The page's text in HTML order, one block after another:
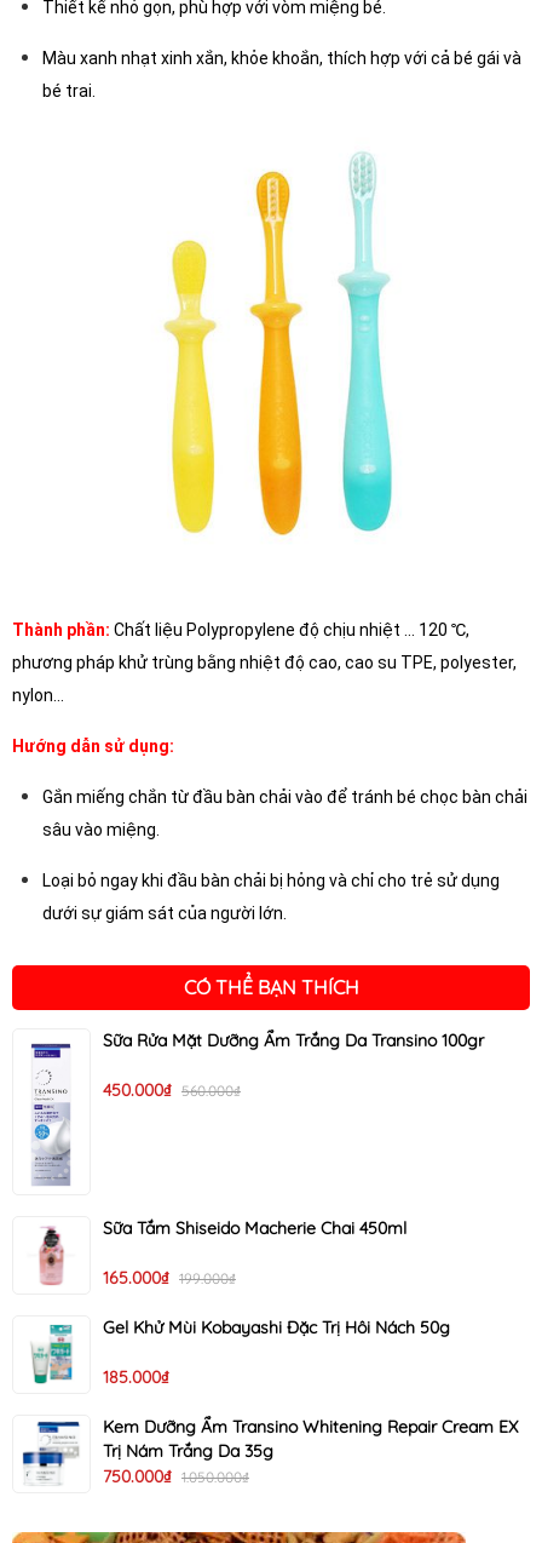
Thiết kế nhỏ gọn, phù hợp với vòm miệng bé.
Màu xanh nhạt xinh xắn, khỏe khoắn, thích hợp với cả bé gái và
bé trai.
Thành phần: Chất liệu Polypropylene độ chịu nhiệt ... 120 ℃,
phương pháp khử trùng bằng nhiệt độ cao, cao su TPE, polyester,
nylon...
Hướng dẫn sử dụng:
Gắn miếng chắn từ đầu bàn chải vào để tránh bé chọc bàn chải
sâu vào miệng.
Loại bỏ ngay khi đầu bàn chải bị hỏng và chỉ cho trẻ sử dụng
dưới sự giám sát của người lớn.
CÓ THỂ BẠN THÍCH
Sữa Rửa Mặt Dưỡng Ẩm Trắng Da Transino 100gr
450.000₫ 560.000₫
Sữa Tắm Shiseido Macherie Chai 450ml
165.000₫ 199.000₫
Gel Khử Mùi Kobayashi Đặc Trị Hôi Nách 50g
185.000₫
Kem Dưỡng Ẩm Transino Whitening Repair Cream EX
Trị Nám Trắng Da 35g
750.000₫ 1.050.000₫